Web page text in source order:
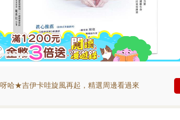
呀哈★吉伊卡哇旋風再起，精選周邊看過來